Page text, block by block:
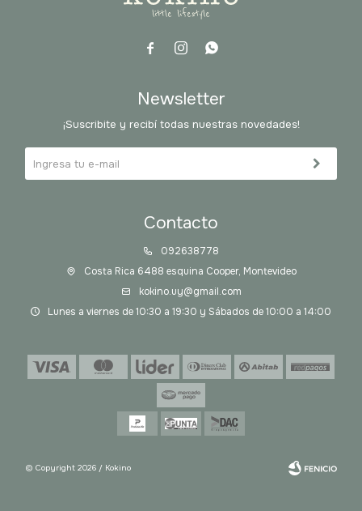
  
Contacto
092638778
Costa Rica 6488 esquina Cooper, Montevideo
kokino.uy@gmail.com
Lunes a viernes de 10:30 a 19:30 y Sábados de 10:00 a 14:00
Newsletter
¡Suscribite y recibí todas nuestras novedades!
© Copyright 2026 / Kokino